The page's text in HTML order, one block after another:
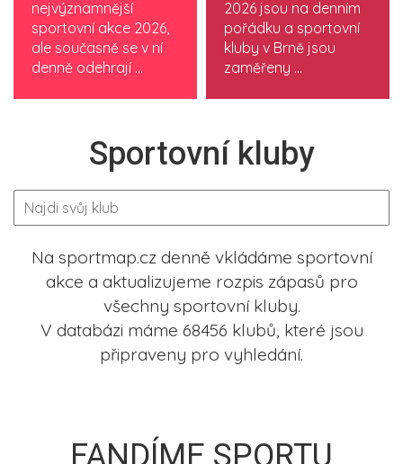
nejvýznamnější
sportovní akce 2026,
ale současně se v ní
denně odehrají ...
2026 jsou na denním
pořádku a sportovní
kluby v Brně jsou
zaměřeny ...
Sportovní kluby
Na sportmap.cz denně vkládáme sportovní
akce a aktualizujeme rozpis zápasů pro
všechny sportovní kluby.
V databázi máme 68456 klubů, které jsou
připraveny pro vyhledání.
FANDÍME SPORTU